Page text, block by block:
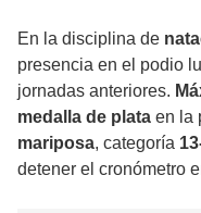
En la disciplina de
presencia en el podio
jornadas anteriores.
medalla de plata en la
mariposa, categoría
detener el cronómetro